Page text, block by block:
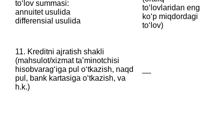
toʻlov summasi:
‎‎annuitet usulida
‎differensial usulida
toʻlovlaridan eng
koʻp miqdordagi
toʻlov)
11. Kreditni ajratish shakli
‎(mahsulot/xizmat taʼminotchisi
hisobvaragʻiga pul oʻtkazish, naqd
pul, bank kartasiga oʻtkazish, va
h.k.)